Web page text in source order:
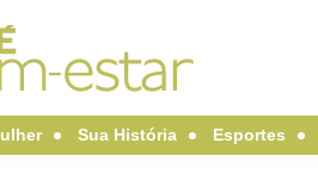
Sua História Esportes